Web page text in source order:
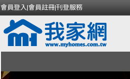
會員登入|會員註冊|刊登服務